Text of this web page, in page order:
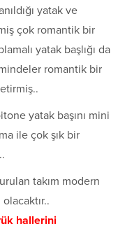
yatak ve
çok romantik bir
yatak başlığı da
romantik bir
yatak başını mini
ile çok şık bir
takım modern
hallerini